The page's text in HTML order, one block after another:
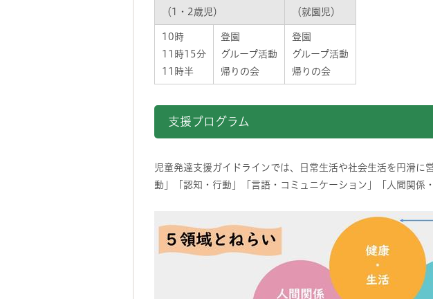
（1・2歳児）
（就園児）
10時
11時15分
11時半
登園
グループ活動
帰りの会
登園
グループ活動
帰りの会
支援プログラム
児童発達支援ガイドラインでは、日常生活や社会生活を円滑
動」「認知・行動」「言語・コミュニケーション」「人間関係